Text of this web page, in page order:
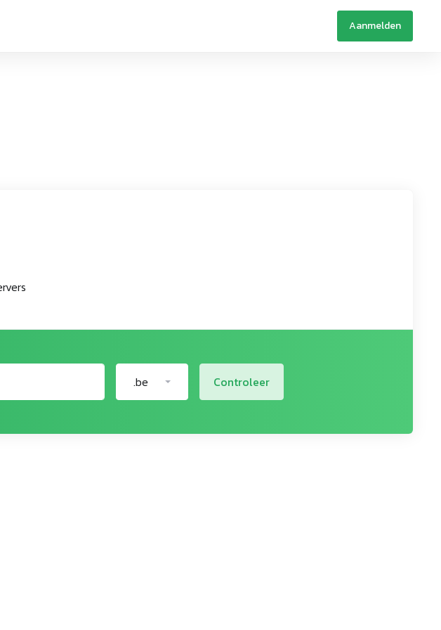
Aanmelden
.be Controleer